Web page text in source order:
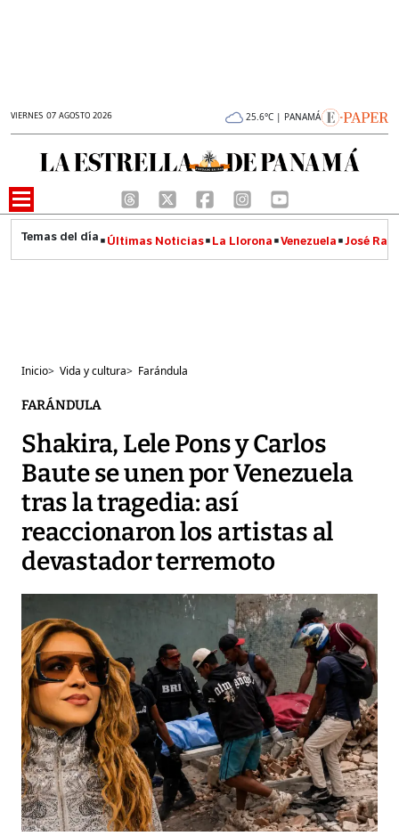
VIERNES 07 AGOSTO 2026 25.6°C | PANAMÁ
Últimas Noticias La Llorona Venezuela José
Inicio> Vida y cultura> Farándula
FARÁNDULA
Shakira, Lele Pons y Carlos
Baute se unen por Venezuela
tras la tragedia: así
reaccionaron los artistas al
devastador terremoto